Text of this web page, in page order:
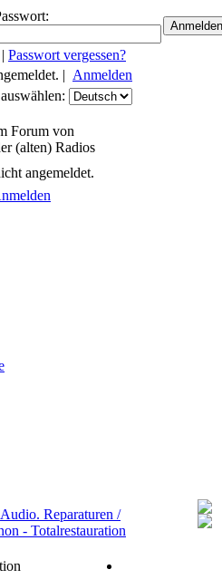
| Passwort vergessen?
| Anmelden
Forum von
(alten) Radios
angemeldet.
Audio. Reparaturen /
- Totalrestauration